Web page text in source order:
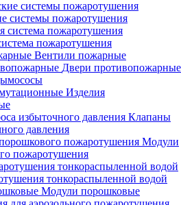
системы пожаротушения
пожаротушения
Вентили пожарные
Двери противопожарные
Изделия
Клапаны
давления
Модули
пожаротушения
тонкораспыленной водой
Модули порошковые